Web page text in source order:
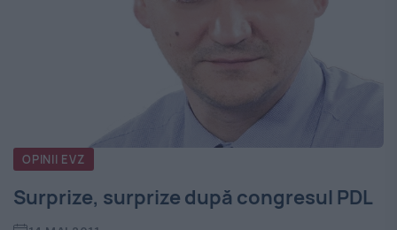
OPINII EVZ
Surprize, surprize după congresul PDL